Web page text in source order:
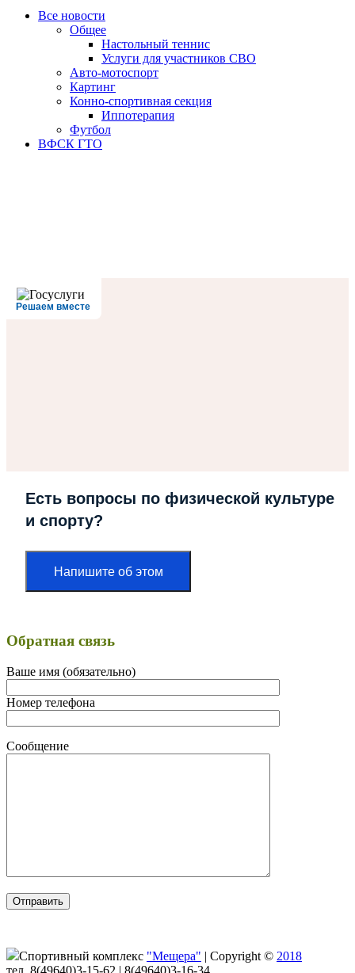
Все новости
Oбщее
Настольный теннис
Услуги для участников СВО
Авто-мотоспорт
Картинг
Конно-спортивная секция
Иппотерапия
Футбол
ВФСК ГТО
Решаем вместе
Есть вопросы по физической культуре
и спорту?
Напишите об этом
Обратная связь
Ваше имя (обязательно)
Номер телефона
Сообщение
Спортивный комплекс "Мещера" | Copyright © 2018
тел. 8(49640)3-15-62 | 8(49640)3-16-34